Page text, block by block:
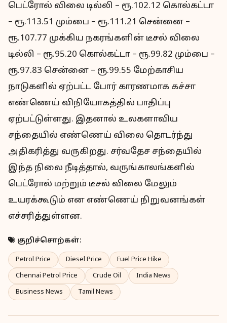
பெட்ரோல் விலை டில்லி – ரூ.102.12 கொல்கட்டா
– ரூ.113.51 மும்பை – ரூ.111.21 சென்னை –
ரூ.107.77 முக்கிய நகரங்களின் டீசல் விலை
டில்லி – ரூ.95.20 கொல்கட்டா – ரூ.99.82 மும்பை –
ரூ.97.83 சென்னை – ரூ.99.55 மேற்காசிய
நாடுகளில் ஏற்பட்ட போர் காரணமாக கச்சா
எண்ணெய் விநியோகத்தில் பாதிப்பு
ஏற்பட்டுள்ளது. இதனால் உலகளாவிய
சந்தையில் எண்ணெய் விலை தொடர்ந்து
அதிகரித்து வருகிறது. சர்வதேச சந்தையில்
இந்த நிலை நீடித்தால், வருங்காலங்களில்
பெட்ரோல் மற்றும் டீசல் விலை மேலும்
உயரக்கூடும் என எண்ணெய் நிறுவனங்கள்
எச்சரித்துள்ளன.
குறிச்சொற்கள்:
Petrol Price Diesel Price
Fuel Price Hike
Chennai Petrol Price
Crude Oil
India News
Business News
Tamil News